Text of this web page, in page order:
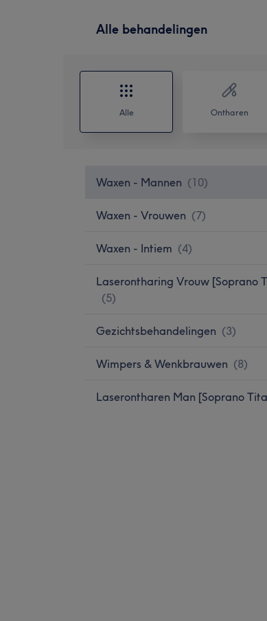
Alle behandelingen
Alle Ontharen
Waxen - Mannen (10)
Waxen - Vrouwen (7)
Waxen - Intiem (4)
Laserontharing Vrouw [Soprano
(5)
Gezichtsbehandelingen (3)
Wimpers & Wenkbrauwen (8)
Laserontharen Man [Soprano